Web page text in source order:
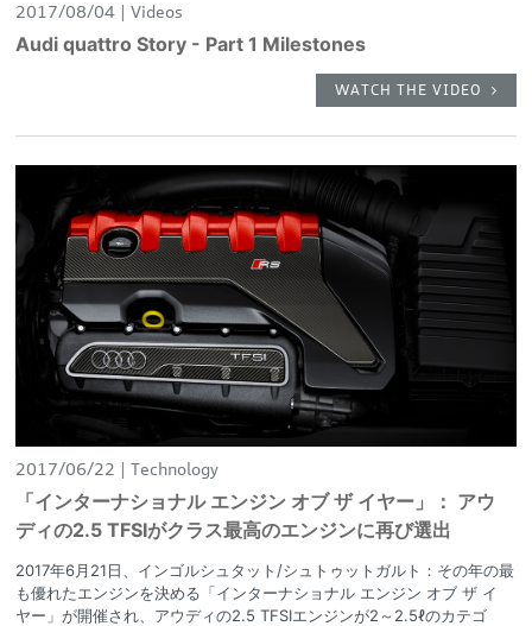
2017/08/04 Videos
Audi quattro Story - Part 1 Milestones
WATCH THE VIDEO
2017/06/22 Technology
「インターナショナル エンジン オブ ザ イヤー」： アウ
ディの2.5 TFSIがクラス最高のエンジンに再び選出
2017年6月21日、インゴルシュタット/シュトゥットガルト：その年の最
も優れたエンジンを決める「インターナショナル エンジン オブ ザ イ
ヤー」が開催され、アウディの2.5 TFSIエンジンが2～2.5ℓのカテゴ